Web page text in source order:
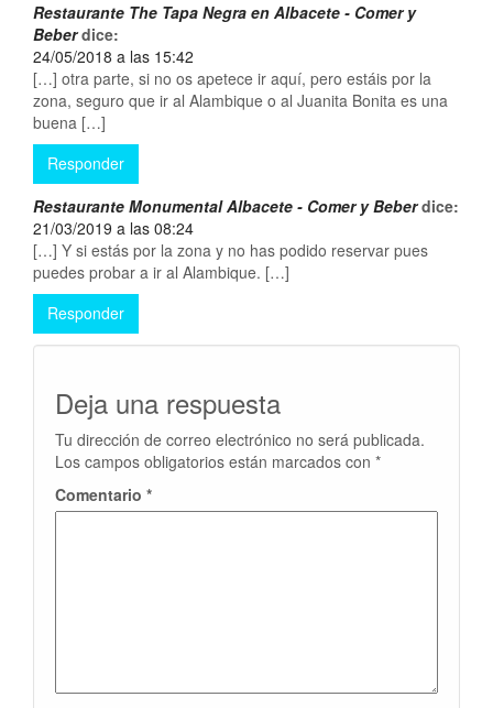
Restaurante The Tapa Negra en Albacete - Comer y
Beber dice:
24/05/2018 a las 15:42
[…] otra parte, si no os apetece ir aquí, pero estáis por la
zona, seguro que ir al Alambique o al Juanita Bonita es una
buena […]
Responder
Restaurante Monumental Albacete - Comer y Beber dice:
21/03/2019 a las 08:24
[…] Y si estás por la zona y no has podido reservar pues
puedes probar a ir al Alambique. […]
Responder
Deja una respuesta
Tu dirección de correo electrónico no será publicada.
Los campos obligatorios están marcados con *
Comentario *